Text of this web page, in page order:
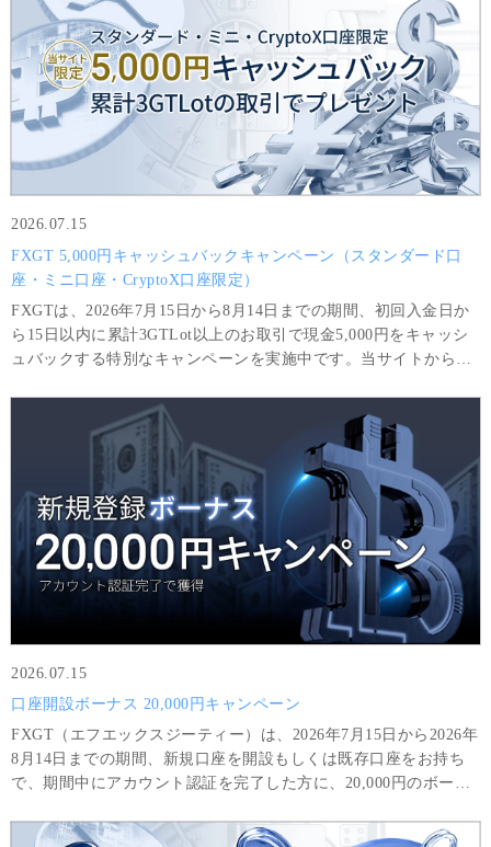
2026.07.15
FXGT 5,000円キャッシュバックキャンペーン（スタンダード口
座・ミニ口座・CryptoX口座限定）
FXGTは、2026年7月15日から8月14日までの期間、初回入金日か
ら15日以内に累計3GTLot以上のお取引で現金5,000円をキャッシ
ュバックする特別なキャンペーンを実施中です。当サイトから口
2026.07.15
口座開設ボーナス 20,000円キャンペーン
FXGT（エフエックスジーティー）は、2026年7月15日から2026年
8月14日までの期間、新規口座を開設もしくは既存口座をお持ち
で、期間中にアカウント認証を完了した方に、20,000円のボーナ
は、8GTLot（＝800,000 USD相当額）以上の取引と最低8回の取